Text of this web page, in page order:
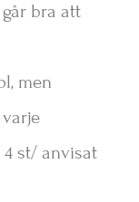
bra att
men
st/ anvisat